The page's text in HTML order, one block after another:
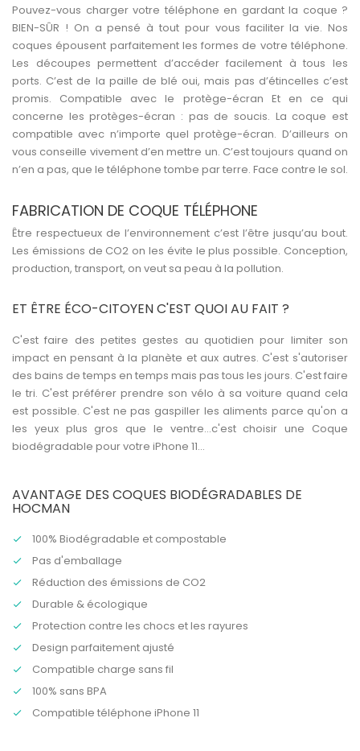
Pouvez-vous charger votre téléphone en gardant la coque ?
BIEN-SÛR ! On a pensé à tout pour vous faciliter la vie. Nos
coques épousent parfaitement les formes de votre téléphone.
Les découpes permettent d’accéder facilement à tous les
ports. C’est de la paille de blé oui, mais pas d’étincelles c’est
promis. Compatible avec le protège-écran Et en ce qui
concerne les protèges-écran : pas de soucis. La coque est
compatible avec n’importe quel protège-écran. D’ailleurs on
vous conseille vivement d’en mettre un. C’est toujours quand on
n’en a pas, que le téléphone tombe par terre. Face contre le sol.
FABRICATION DE COQUE TÉLÉPHONE
Être respectueux de l’environnement c’est l’être jusqu’au bout.
Les émissions de CO2 on les évite le plus possible. Conception,
production, transport, on veut sa peau à la pollution.
ET ÊTRE ÉCO-CITOYEN C'EST QUOI AU FAIT ?
C'est faire des petites gestes au quotidien pour limiter son
impact en pensant à la planète et aux autres. C'est s'autoriser
des bains de temps en temps mais pas tous les jours. C'est faire
le tri. C'est préférer prendre son vélo à sa voiture quand cela
est possible. C'est ne pas gaspiller les aliments parce qu'on a
les yeux plus gros que le ventre...c'est choisir une Coque
biodégradable pour votre iPhone 11...
AVANTAGE DES COQUES BIODÉGRADABLES DE
HOCMAN
100% Biodégradable et compostable
Pas d'emballage
Réduction des émissions de CO2
Durable & écologique
Protection contre les chocs et les rayures
Design parfaitement ajusté
Compatible charge sans fil
100% sans BPA
Compatible téléphone iPhone 11